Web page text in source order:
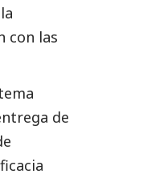
con las
de